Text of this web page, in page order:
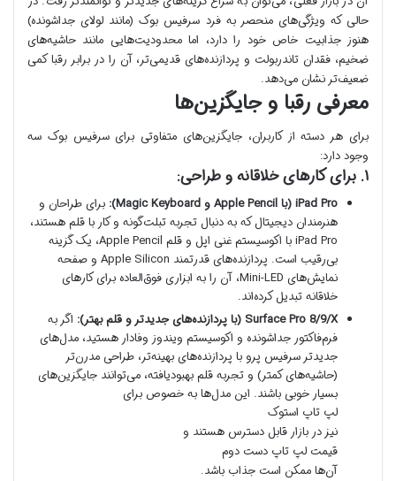
حالی که ویژگی‌های منحصر به فرد سرفیس بوک (مانند لولای جداشونده)
هنوز جذابیت خاص خود را دارد، اما محدودیت‌هایی مانند حاشیه‌های
ضخیم، فقدان تاندربولت و پردازنده‌های قدیمی‌تر، آن را در برابر رقبا کمی
ضعیف‌تر نشان می‌دهد.
معرفی رقبا و جایگزین‌ها
برای هر دسته از کاربران، جایگزین‌های متفاوتی برای سرفیس بوک سه
وجود دارد:
۱. برای کارهای خلاقانه و طراحی:
iPad Pro (با Apple Pencil و Magic Keyboard):
برای طراحان و
هنرمندان دیجیتال که به دنبال تجربه تبلت‌گونه و کار با قلم هستند،
iPad Pro با اکوسیستم غنی اپل و قلم Apple Pencil، یک گزینه
بی‌رقیب است. پردازنده‌های قدرتمند Apple Silicon و صفحه
نمایش‌های Mini-LED، آن را به ابزاری فوق‌العاده برای کارهای
خلاقانه تبدیل کرده‌اند.
Surface Pro 8/9/X (با پردازنده‌های جدیدتر و قلم بهتر):
اگر به
فرم‌فاکتور جداشونده و اکوسیستم ویندوز وفادار هستید، مدل‌های
جدیدتر سرفیس پرو با پردازنده‌های بهینه‌تر، طراحی مدرن‌تر
(حاشیه‌های کمتر) و تجربه قلم بهبودیافته، می‌توانند جایگزین‌های
بسیار خوبی باشند. این مدل‌ها به خصوص برای
لپ تاپ استوک
نیز در بازار قابل دسترس هستند و
قیمت لپ تاپ دست دوم
آن‌ها ممکن است جذاب باشد.